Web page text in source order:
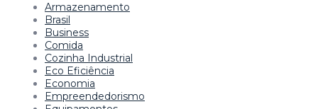
Armazenamento
Brasil
Business
Comida
Cozinha Industrial
Eco Eficiência
Economia
Empreendedorismo